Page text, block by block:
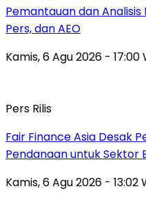
Pemantauan dan Analisis
Pers, dan AEO
Kamis, 6 Agu 2026 - 17:00
Pers Rilis
Fair Finance Asia Desak
Pendanaan untuk Sektor
Kamis, 6 Agu 2026 - 13:02